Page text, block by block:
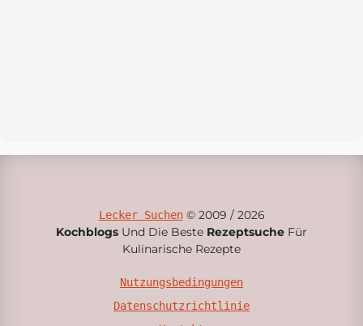
Lecker Suchen© 2009 / 2026
Kochblogs Und Die Beste Rezeptsuche Für
Kulinarische Rezepte
Nutzungsbedingungen
Datenschutzrichtlinie